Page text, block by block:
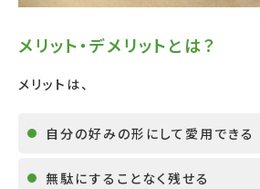
メリット・デメリットとは？
メリットは、
自分の好みの形にして愛用できる
無駄にすることなく残せる